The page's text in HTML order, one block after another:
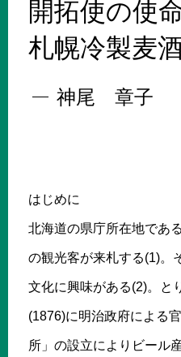
開拓使の使
札幌冷製麦
神尾 章子
はじめに
北海道の県庁所在地であ
の観光客が来札する(1)。
文化に興味がある(2)。と
(1876)に明治政府による
所」の設立によりビール